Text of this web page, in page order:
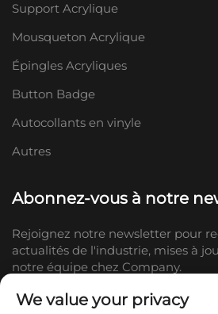
Support Acrylique
Mousqueton Acrylique
Épingles Acryliques
Button Badge
Autocollants en vinyle
Autres
Abonnez-vous à notre
Rejoignez notre newsletter pour
actualités de l'industrie, mises à
notre équipe chez Company.
We value your privacy